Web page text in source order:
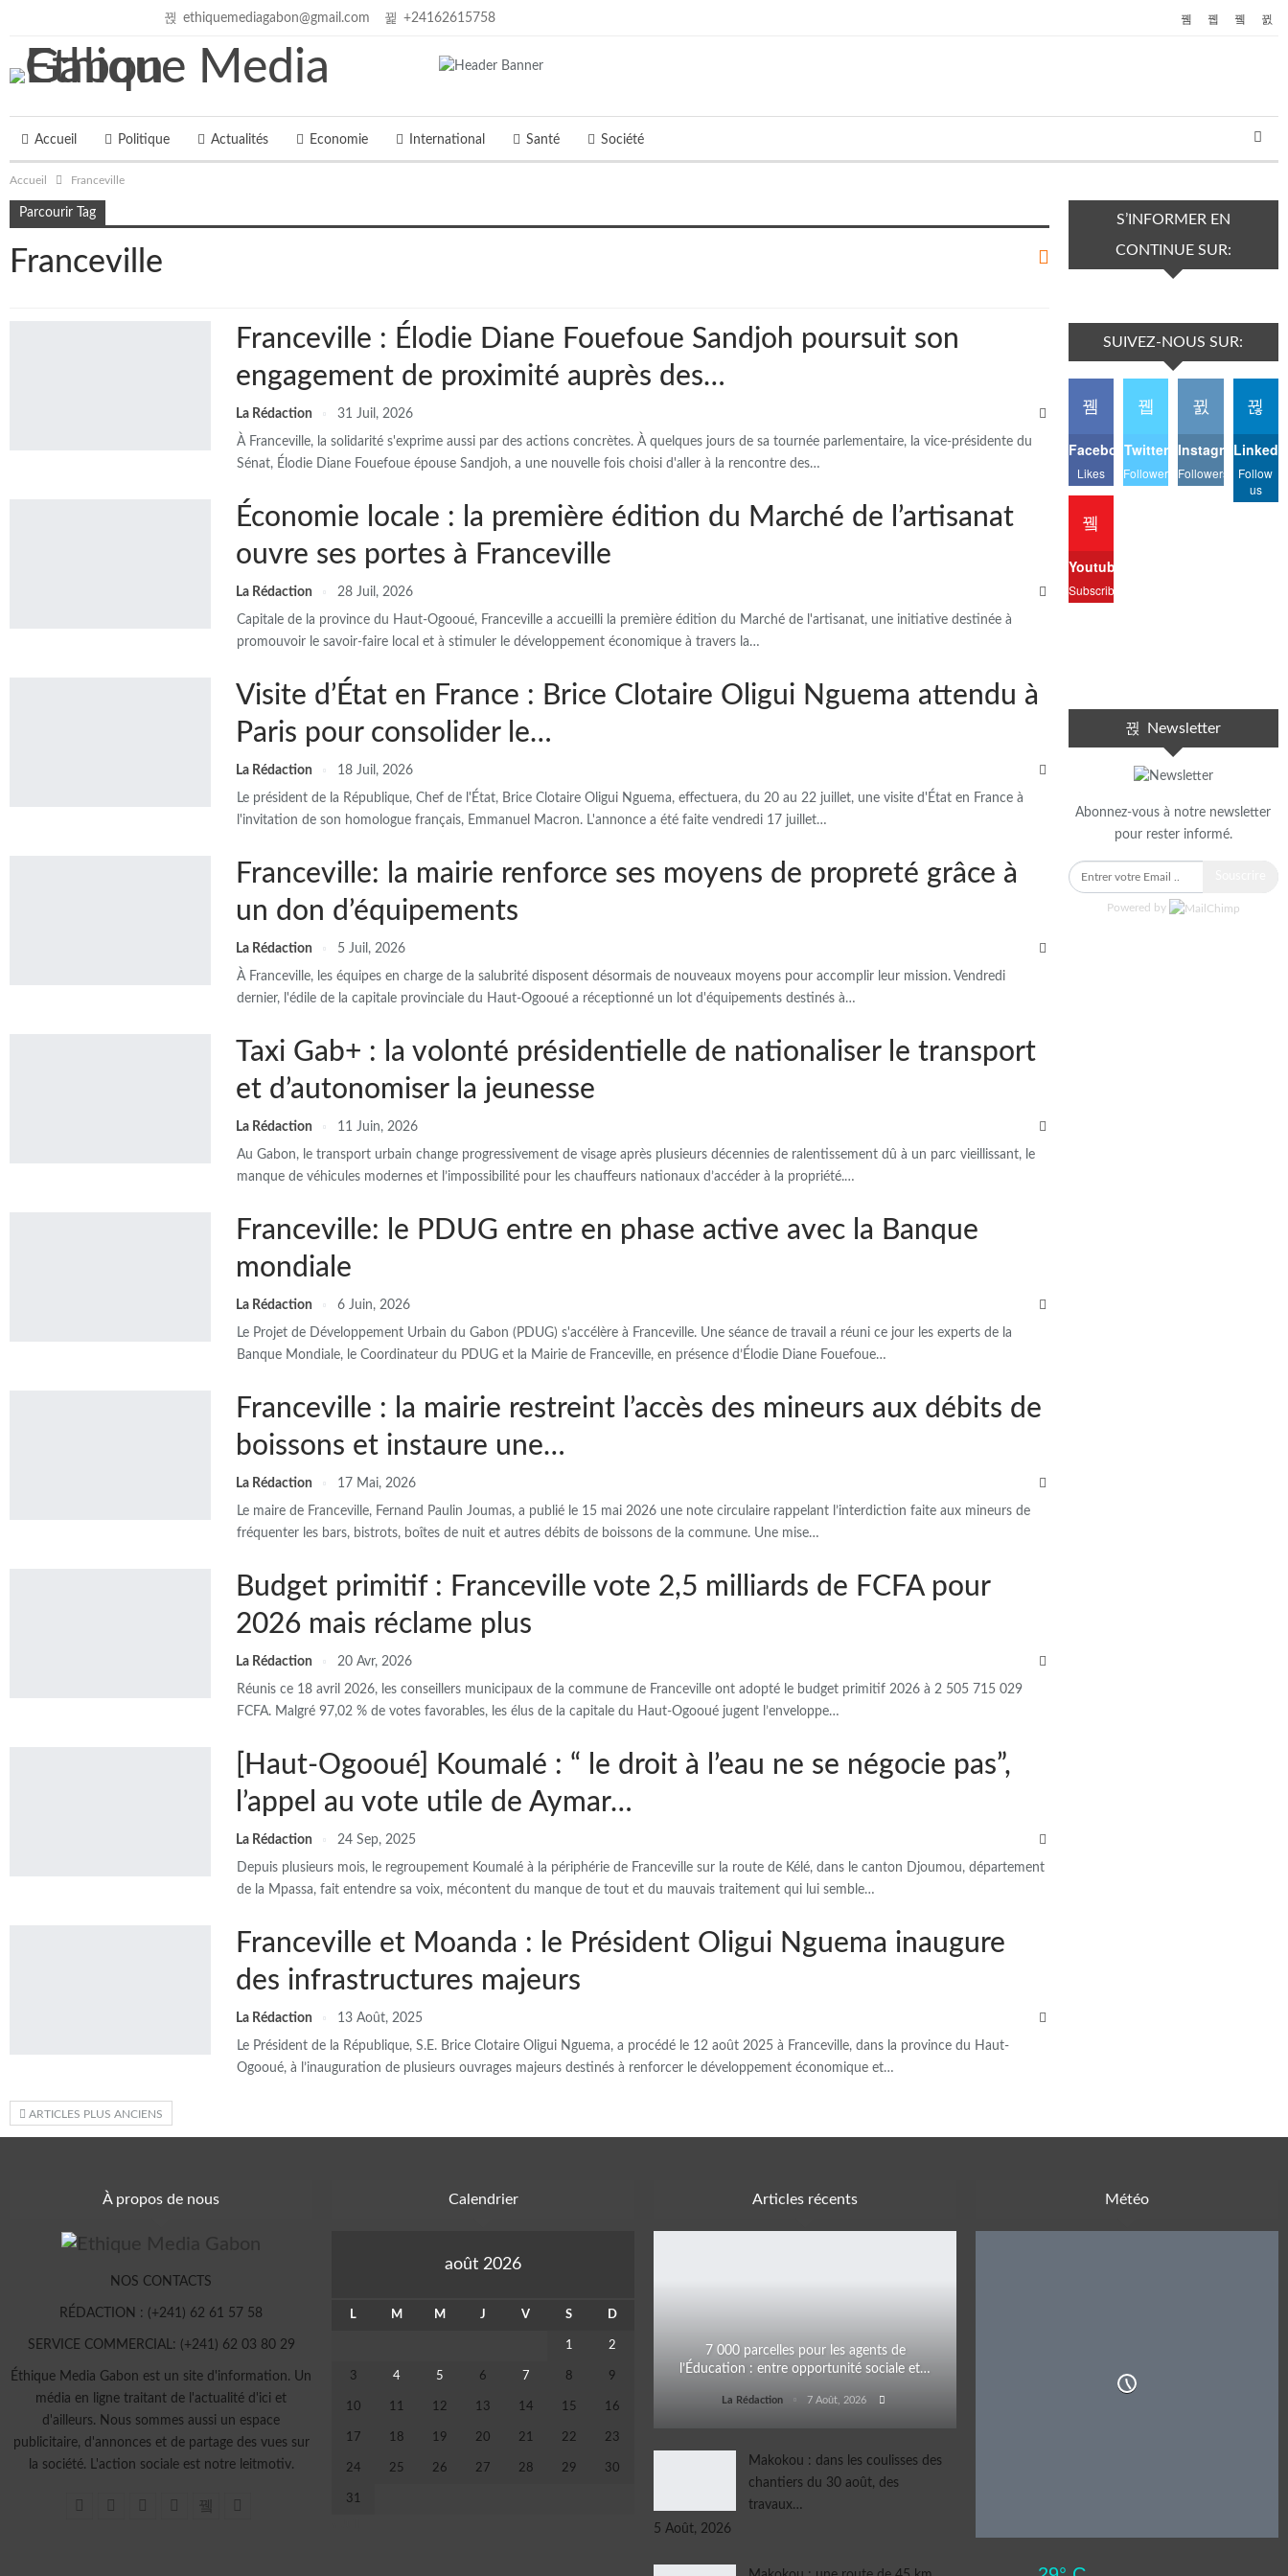
ethiquemediagabon@gmail.com +24162615758
Accueil Politique Actualités Economie International Santé Société
Accueil Franceville
Parcourir Tag
Franceville
Franceville : Élodie Diane Fouefoue Sandjoh poursuit son
engagement de proximité auprès des…
La Rédaction 31 Juil, 2026
À Franceville, la solidarité s'exprime aussi par des actions concrètes. À quelques jours de sa tournée parlementaire, la vice-présidente du
Sénat, Élodie Diane Fouefoue épouse Sandjoh, a une nouvelle fois choisi d'aller à la rencontre des…
Économie locale : la première édition du Marché de l’artisanat
ouvre ses portes à Franceville
La Rédaction 28 Juil, 2026
Capitale de la province du Haut-Ogooué, Franceville a accueilli la première édition du Marché de l'artisanat, une initiative destinée à
promouvoir le savoir-faire local et à stimuler le développement économique à travers la…
Visite d’État en France : Brice Clotaire Oligui Nguema attendu à
Paris pour consolider le…
La Rédaction 18 Juil, 2026
Le président de la République, Chef de l'État, Brice Clotaire Oligui Nguema, effectuera, du 20 au 22 juillet, une visite d'État en France à
l'invitation de son homologue français, Emmanuel Macron. L'annonce a été faite vendredi 17 juillet…
Franceville: la mairie renforce ses moyens de propreté grâce à
un don d’équipements
La Rédaction 5 Juil, 2026
À Franceville, les équipes en charge de la salubrité disposent désormais de nouveaux moyens pour accomplir leur mission. Vendredi
dernier, l'édile de la capitale provinciale du Haut-Ogooué a réceptionné un lot d'équipements destinés à…
Taxi Gab+ : la volonté présidentielle de nationaliser le transport
et d’autonomiser la jeunesse
La Rédaction 11 Juin, 2026
Au Gabon, le transport urbain change progressivement de visage après plusieurs décennies de ralentissement dû à un parc vieillissant, le
manque de véhicules modernes et l’impossibilité pour les chauffeurs nationaux d’accéder à la propriété.…
Franceville: le PDUG entre en phase active avec la Banque
mondiale
La Rédaction 6 Juin, 2026
Le Projet de Développement Urbain du Gabon (PDUG) s'accélère à Franceville. Une séance de travail a réuni ce jour les experts de la
Banque Mondiale, le Coordinateur du PDUG et la Mairie de Franceville, en présence d’Élodie Diane Fouefoue…
Franceville : la mairie restreint l’accès des mineurs aux débits de
boissons et instaure une…
La Rédaction 17 Mai, 2026
Le maire de Franceville, Fernand Paulin Joumas, a publié le 15 mai 2026 une note circulaire rappelant l’interdiction faite aux mineurs de
fréquenter les bars, bistrots, boîtes de nuit et autres débits de boissons de la commune. Une mise…
Budget primitif : Franceville vote 2,5 milliards de FCFA pour
2026 mais réclame plus
La Rédaction 20 Avr, 2026
Réunis ce 18 avril 2026, les conseillers municipaux de la commune de Franceville ont adopté le budget primitif 2026 à 2 505 715 029
FCFA. Malgré 97,02 % de votes favorables, les élus de la capitale du Haut-Ogooué jugent l’enveloppe…
[Haut-Ogooué] Koumalé : “ le droit à l’eau ne se négocie pas”,
l’appel au vote utile de Aymar…
La Rédaction 24 Sep, 2025
Depuis plusieurs mois, le regroupement Koumalé à la périphérie de Franceville sur la route de Kélé, dans le canton Djoumou, département
de la Mpassa, fait entendre sa voix, mécontent du manque de tout et du mauvais traitement qui lui semble…
Franceville et Moanda : le Président Oligui Nguema inaugure
des infrastructures majeurs
La Rédaction 13 Août, 2025
Le Président de la République, S.E. Brice Clotaire Oligui Nguema, a procédé le 12 août 2025 à Franceville, dans la province du Haut-
Ogooué, à l’inauguration de plusieurs ouvrages majeurs destinés à renforcer le développement économique et…
ARTICLES PLUS ANCIENS
S’INFORMER EN
CONTINUE SUR:
SUIVEZ-NOUS SUR:
Facebook
Likes
Twitter
Followers
Instagram
Followers
Follow
us
Youtube
Subscribers
Newsletter
Abonnez-vous à notre newsletter
pour rester informé.
Powered by
À propos de nous
NOS CONTACTS
RÉDACTION : (+241) 62 61 57 58
SERVICE COMMERCIAL: (+241) 62 03 80 29
Éthique Media Gabon est un site d'information. Un
média en ligne traitant de l'actualité d'ici et
d'ailleurs. Nous sommes aussi un espace
publicitaire, d'annonces et de partage des vues sur
la société. L'action sociale est notre leitmotiv.
Calendrier
août 2026
L M M J V S D
1 2
3 4 5 6 7 8 9
10 11 12 13 14 15 16
17 18 19 20 21 22 23
24 25 26 27 28 29 30
31
Articles récents
7 000 parcelles pour les agents de
l’Éducation : entre opportunité sociale et…
La Rédaction 7 Août, 2026
Makokou : dans les coulisses des
chantiers du 30 août, des
travaux…
5 Août, 2026
Météo